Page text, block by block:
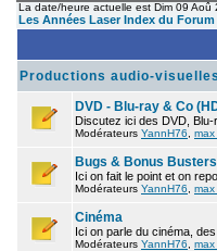
La date/heure actuelle est Dim 09 Aoû
Les Années Laser Index du Forum
Productions audio-visuelles
DVD - Blu-ray & Co
Discutez ici des DVD,
Modérateurs YannH76 max
Bugs & Bonus Busters
Ici on fait le point et on
Modérateurs YannH76 max
Cinéma
Ici on parle du cinéma, des
Modérateurs YannH76 max